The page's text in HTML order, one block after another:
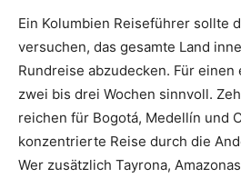
Ein Kolumbien Reiseführer sollte
versuchen, das gesamte Land
Rundreise abzudecken. Für
zwei bis drei Wochen sinnvoll.
reichen für Bogotá, Medellín und
konzentrierte Reise durch die
Wer zusätzlich Tayrona,